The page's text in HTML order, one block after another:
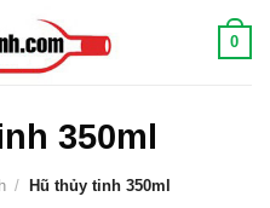
0
350ml
/ Hũ thủy tinh 350ml